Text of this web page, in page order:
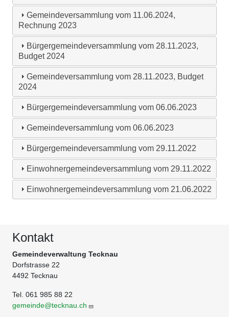
Gemeindeversammlung vom 11.06.2024,
Rechnung 2023
Bürgergemeindeversammlung vom 28.11.2023,
Budget 2024
Gemeindeversammlung vom 28.11.2023, Budget
2024
Bürgergemeindeversammlung vom 06.06.2023
Gemeindeversammlung vom 06.06.2023
Bürgergemeindeversammlung vom 29.11.2022
Einwohnergemeindeversammlung vom 29.11.2022
Einwohnergemeindeversammlung vom 21.06.2022
Kontakt
Gemeindeverwaltung Tecknau
Dorfstrasse 22
4492 Tecknau
Tel. 061 985 88 22
gemeinde@tecknau.ch